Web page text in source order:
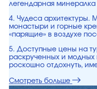
легендарная минералка
4. Чудеса
монастыри и горные
«парящие» в воздухе
5. Доступные цены на
раскрученных и модных
роскошно отдохнуть,
Смотреть больше